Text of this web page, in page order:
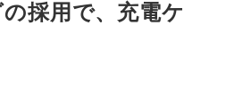
採用で、充電ケ